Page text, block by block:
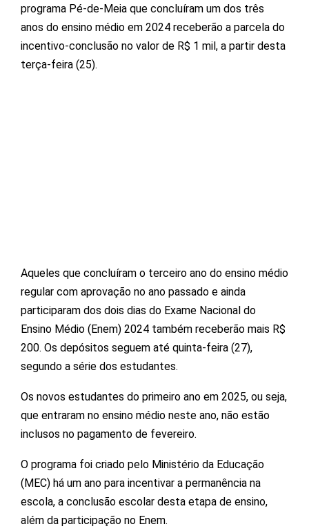
programa Pé-de-Meia que concluíram um dos três
anos do ensino médio em 2024 receberão a parcela do
incentivo-conclusão no valor de R$ 1 mil, a partir desta
terça-feira (25).
Aqueles que concluíram o terceiro ano do ensino médio
regular com aprovação no ano passado e ainda
participaram dos dois dias do Exame Nacional do
Ensino Médio (Enem) 2024 também receberão mais R$
200. Os depósitos seguem até quinta-feira (27),
segundo a série dos estudantes.
Os novos estudantes do primeiro ano em 2025, ou seja,
que entraram no ensino médio neste ano, não estão
inclusos no pagamento de fevereiro.
O programa foi criado pelo Ministério da Educação
(MEC) há um ano para incentivar a permanência na
escola, a conclusão escolar desta etapa de ensino,
além da participação no Enem.